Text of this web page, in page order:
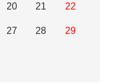
20 21 22
27 28 29